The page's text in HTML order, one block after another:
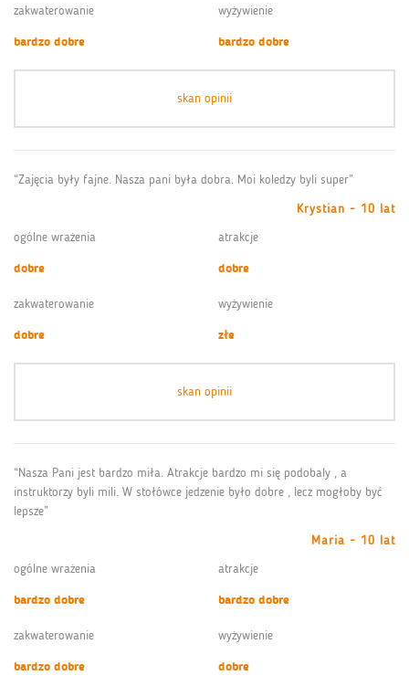
zakwaterowanie
bardzo dobre
wyżywienie
bardzo dobre
skan opinii
“Zajęcia były fajne. Nasza pani była dobra. Moi koledzy byli super”
Krystian - 10 lat
ogólne wrażenia
dobre
atrakcje
dobre
zakwaterowanie
dobre
wyżywienie
złe
skan opinii
“Nasza Pani jest bardzo miła. Atrakcje bardzo mi się podobaly , a
instruktorzy byli mili. W stołówce jedzenie było dobre , lecz mogłoby być
lepsze”
Maria - 10 lat
ogólne wrażenia
bardzo dobre
atrakcje
bardzo dobre
zakwaterowanie
bardzo dobre
wyżywienie
dobre